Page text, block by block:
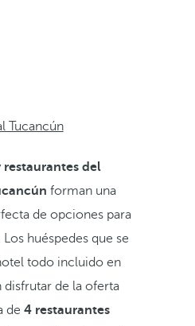
Tucancún
restaurantes del
forman una
de opciones para
huéspedes que se
todo incluido en
disfrutar de la oferta
de 4 restaurantes